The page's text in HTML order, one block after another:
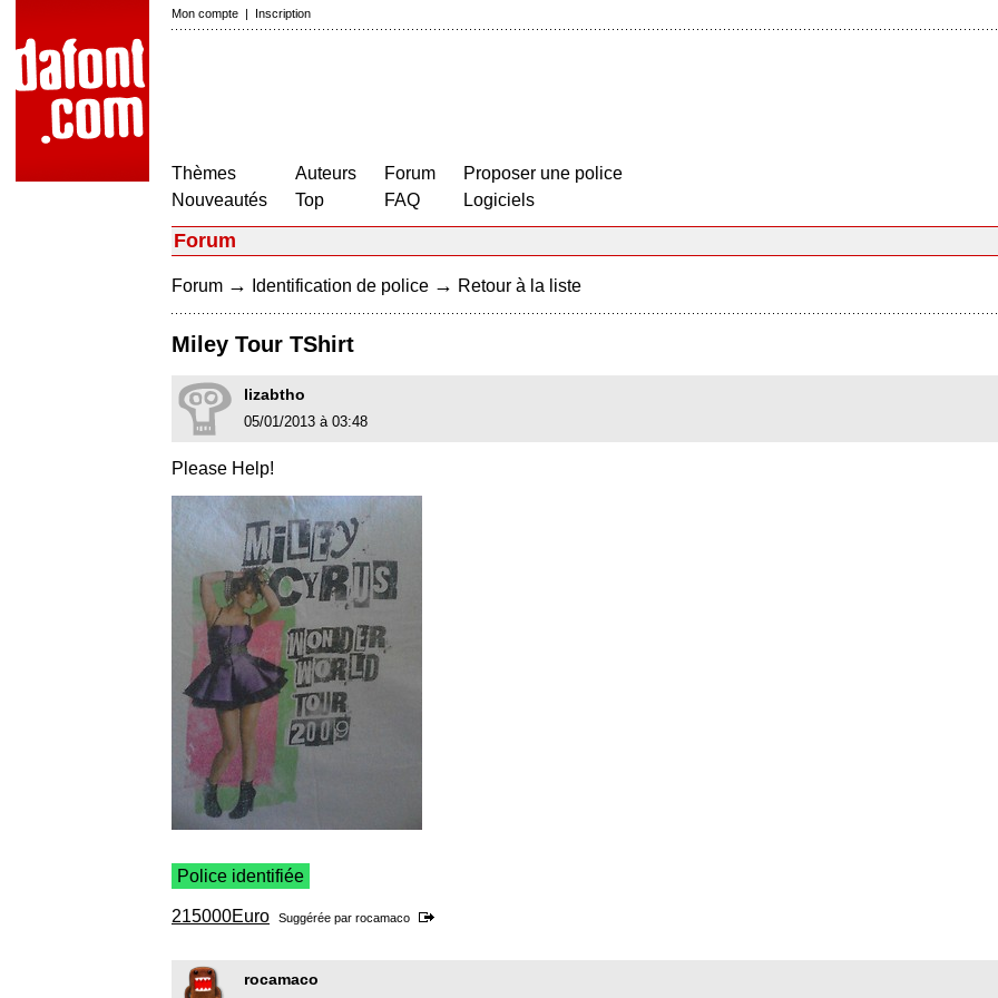
Mon compte | Inscription
Thèmes
Nouveautés
Auteurs
Top
Forum
FAQ
Proposer une police
Logiciels
Forum
Forum → Identification de police → Retour à la liste
Miley Tour TShirt
lizabtho
05/01/2013 à 03:48
Please Help!
Police identifiée
215000Euro Suggérée par rocamaco
rocamaco